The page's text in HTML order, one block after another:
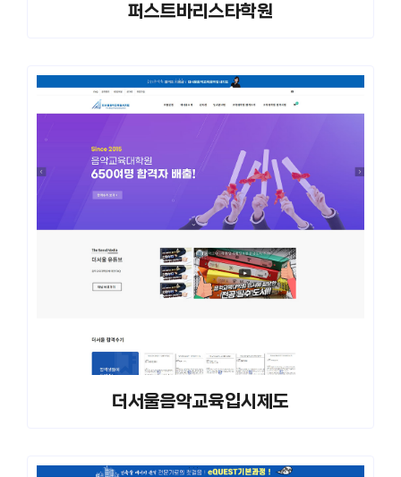
퍼스트바리스타학원
더서울음악교육입시제도